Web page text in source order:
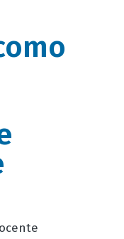
ocente